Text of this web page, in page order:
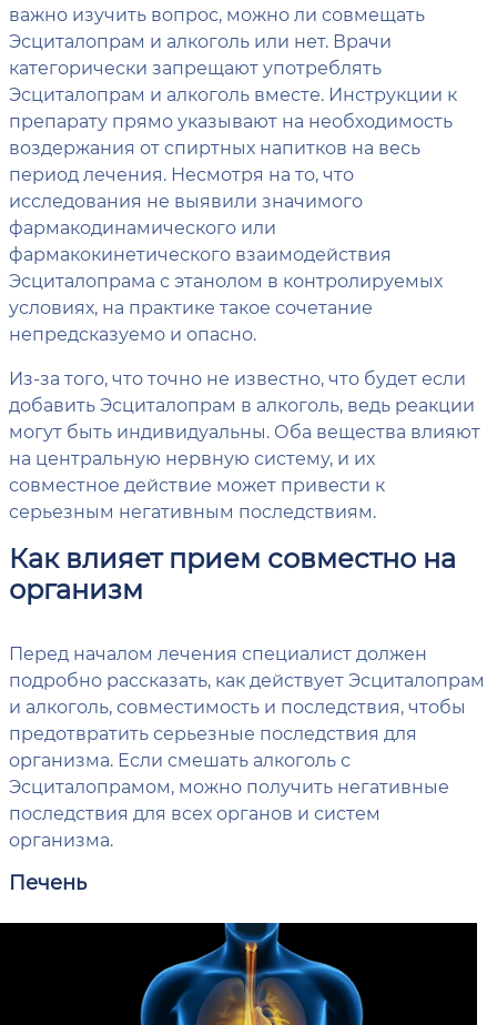
важно изучить вопрос, можно ли совмещать
Эсциталопрам и алкоголь или нет. Врачи
категорически запрещают употреблять
Эсциталопрам и алкоголь вместе. Инструкции к
препарату прямо указывают на необходимость
воздержания от спиртных напитков на весь
период лечения. Несмотря на то, что
исследования не выявили значимого
фармакодинамического или
фармакокинетического взаимодействия
Эсциталопрама с этанолом в контролируемых
условиях, на практике такое сочетание
непредсказуемо и опасно.
Из-за того, что точно не известно, что будет если
добавить Эсциталопрам в алкоголь, ведь реакции
могут быть индивидуальны. Оба вещества влияют
на центральную нервную систему, и их
совместное действие может привести к
серьезным негативным последствиям.
Как влияет прием совместно на
организм
Перед началом лечения специалист должен
подробно рассказать, как действует Эсциталопрам
и алкоголь, совместимость и последствия, чтобы
предотвратить серьезные последствия для
организма. Если смешать алкоголь с
Эсциталопрамом, можно получить негативные
последствия для всех органов и систем
организма.
Печень